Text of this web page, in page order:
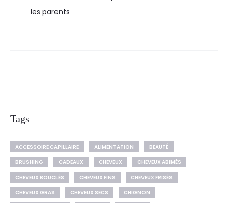
les parents
Tags
ACCESSOIRE CAPILLAIRE ALIMENTATION
BEAUTÉ
BRUSHING
CADEAUX CHEVEUX
CHEVEUX ABIMÉS
CHEVEUX BOUCLÉS
CHEVEUX FINS
CHEVEUX FRISÉS
CHEVEUX GRAS
CHEVEUX SECS
CHIGNON